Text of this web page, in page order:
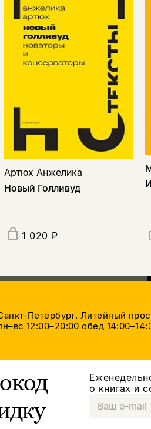
Артюх Анжелика
Новый Голливуд
1 020 ₽
Петербург, Литейный
12:00–20:00обед
о книгах и